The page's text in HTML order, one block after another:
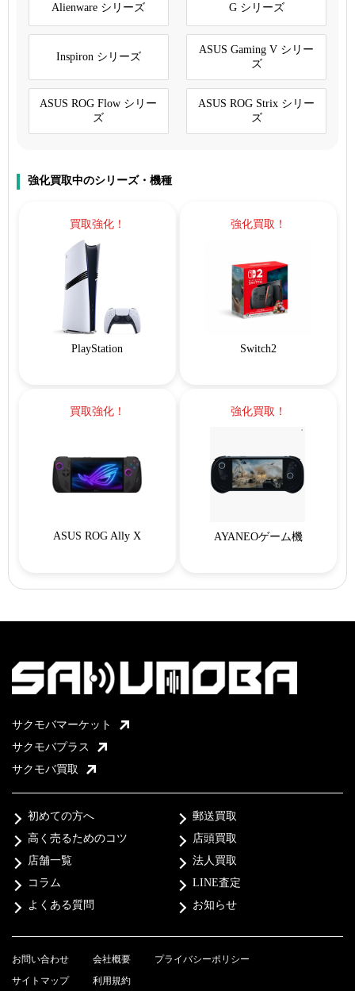
Alienware シリーズ G シリーズ
Inspiron シリーズ
ASUS Gaming V シリー
ズ
ASUS ROG Flow シリー
ズ
ASUS ROG Strix シリー
ズ
強化買取中のシリーズ・機種
買取強化！
PlayStation
強化買取！
Switch2
買取強化！
ASUS ROG Ally X
強化買取！
AYANEOゲーム機
サクモバマーケット
サクモバプラス
サクモバ買取
初めての方へ
高く売るためのコツ
店舗一覧
コラム
よくある質問
郵送買取
店頭買取
法人買取
LINE査定
お知らせ
お問い合わせ 会社概要
プライバシーポリシー
サイトマップ
利用規約